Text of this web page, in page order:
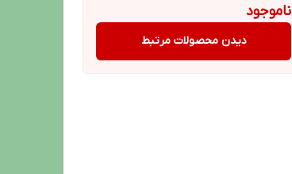
ناموجود
دیدن محصولات مرتبط